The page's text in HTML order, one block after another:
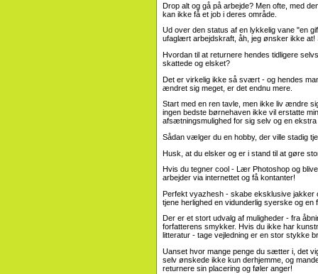
Drop alt og gå på arbejde? Men ofte, med
kan ikke få et job i deres område.
Ud over den status af en lykkelig vane "en
ufaglært arbejdskraft, åh, jeg ønsker ikke at!
Hvordan til at returnere hendes tidligere
skattede og elsket?
Det er virkelig ikke så svært - og hendes
ændret sig meget, er det endnu mere.
Start med en ren tavle, men ikke liv ændre
ingen bedste børnehaven ikke vil erstatte
afsætningsmulighed for sig selv og en
Sådan vælger du en hobby, der ville stadig
Husk, at du elsker og er i stand til at gøre
Hvis du tegner cool - Lær Photoshop og
arbejder via internettet og få kontanter!
Perfekt vyazhesh - skabe eksklusive jakker
tjene herlighed en vidunderlig syerske og en
Der er et stort udvalg af muligheder - fra
forfatterens smykker. Hvis du ikke har
litteratur - tage vejledning er en stor stykke
Uanset hvor mange penge du sætter i, det
selv ønskede ikke kun derhjemme, og
returnere sin placering og føler anger!